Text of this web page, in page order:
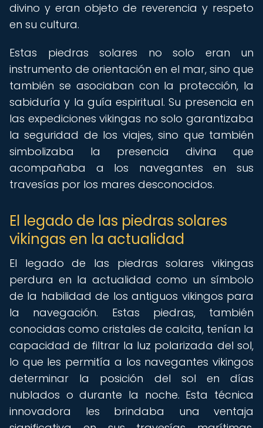
divino y eran objeto de reverencia y respeto
en su cultura.
Estas piedras solares no solo eran un
instrumento de orientación en el mar, sino que
también se asociaban con la protección, la
sabiduría y la guía espiritual. Su presencia en
las expediciones vikingas no solo garantizaba
la seguridad de los viajes, sino que también
simbolizaba la presencia divina que
acompañaba a los navegantes en sus
travesías por los mares desconocidos.
El legado de las piedras solares
vikingas en la actualidad
El legado de las piedras solares vikingas
perdura en la actualidad como un símbolo
de la habilidad de los antiguos vikingos para
la navegación. Estas piedras, también
conocidas como cristales de calcita, tenían la
capacidad de filtrar la luz polarizada del sol,
lo que les permitía a los navegantes vikingos
determinar la posición del sol en días
nublados o durante la noche. Esta técnica
innovadora les brindaba una ventaja